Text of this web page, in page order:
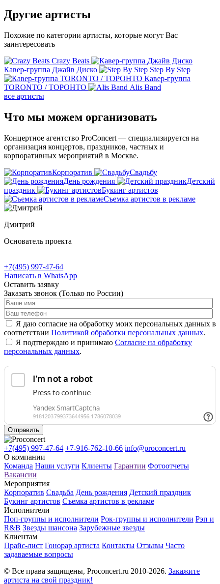
Другие артисты
Похожие по категории артисты, которые могут Вас
заинтересовать
Crazy Beats
Кавер-группа Джайв Диско
Step By Step
Кавер-группа
TORONTO / ТОРОНТО
Alis Band
все артисты
Что мы можем организовать
Концертное агентство ProConcert — cпециализируется на
организация концертов, праздников, частных и
корпоративных мероприятий в Москве.
Корпоратив
Свадьбу
День рождения
Детский
праздник
Букинг артистов
Съемка артистов в рекламе
Дмитрий
Основатель проекта
+7(495) 997-47-64
Написать в WhatsApp
Оставить заявку
Заказать звонок (Только по России)
Я даю согласие на обработку моих персональных данных в
соответствии Политикой обработки персональных данных.
Я подтверждаю и принимаю Согласие на обработку
персональных данных.
Отправить
+7(495) 997-47-64 +7-916-762-10-66 info@proconcert.ru
О компании
Команда Наши услуги Клиенты Гарантии Фотоотчеты
Вакансии
Мероприятия
Корпоратив Свадьба День рождения Детский праздник
Букинг артистов Съемка артистов в рекламе
Исполнители
Поп-группы и исполнители Рок-группы и исполнители Рэп и
R&B Звезды шансона Зарубежные звезды
Клиентам
Прайс-лист Гонорар артиста Контакты Отзывы Часто
задаваемые вопросы
© Все права защищены, Proconcert.ru 2010-2026. Закажите
артиста на свой праздник!